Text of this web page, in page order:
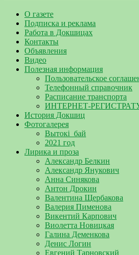
О газете
Подписка и реклама
Работа в Докшицах
Контакты
Объявления
Видео
Полезная информация
Пользовательское
Телефонный справочник
Расписание транспорта
ИНТЕРНЕТ-
История Докшиц
Фотогалерея
Вытокі_бай
2021 год
Лирика и проза
Александр Белкин
Александр Янукович
Анна Синякова
Антон Дрокин
Валентина Щербакова
Валерия Пименова
Викентий Карпович
Виолетта Новицкая
Галина Деменкова
Денис Логин
Евгений Тарновский